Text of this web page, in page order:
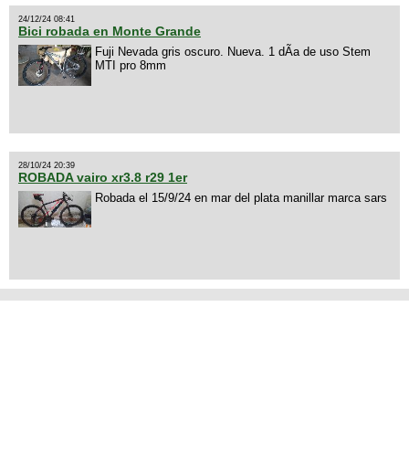
24/12/24 08:41
Bici robada en Monte Grande
Fuji Nevada gris oscuro. Nueva. 1 dÃ­a de uso Stem
MTI pro 8mm
28/10/24 20:39
ROBADA vairo xr3.8 r29 1er
Robada el 15/9/24 en mar del plata manillar marca sars